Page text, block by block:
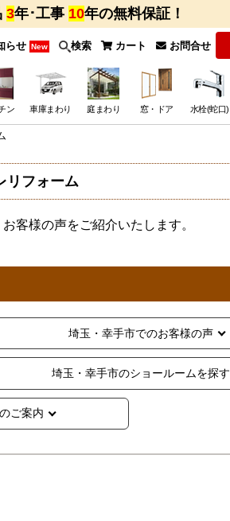
3年･工事 10年の無料保証！
らせ New 検索 カート お問合せ
ン 車庫まわり 庭まわり 窓・ドア 水栓(蛇口)
リフォーム
客様の声をご紹介いたします。
埼玉・幸手市でのお客様の声
埼玉・幸手市のショールームを探す
ご案内